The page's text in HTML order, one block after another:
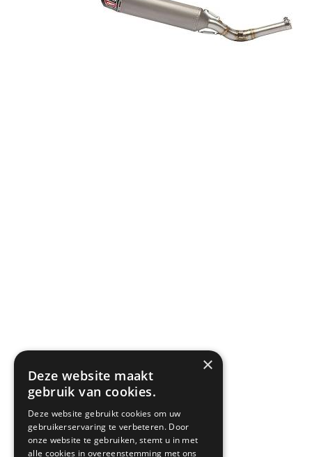
×
Deze website maakt
gebruik van cookies.
Deze website gebruikt cookies om uw
gebruikerservaring te verbeteren. Door
onze website te gebruiken, stemt u in met
alle cookies in overeenstemming met ons